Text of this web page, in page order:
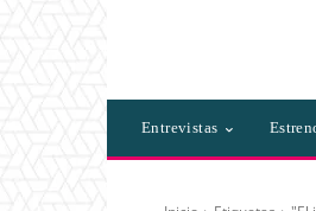
Entrevistas